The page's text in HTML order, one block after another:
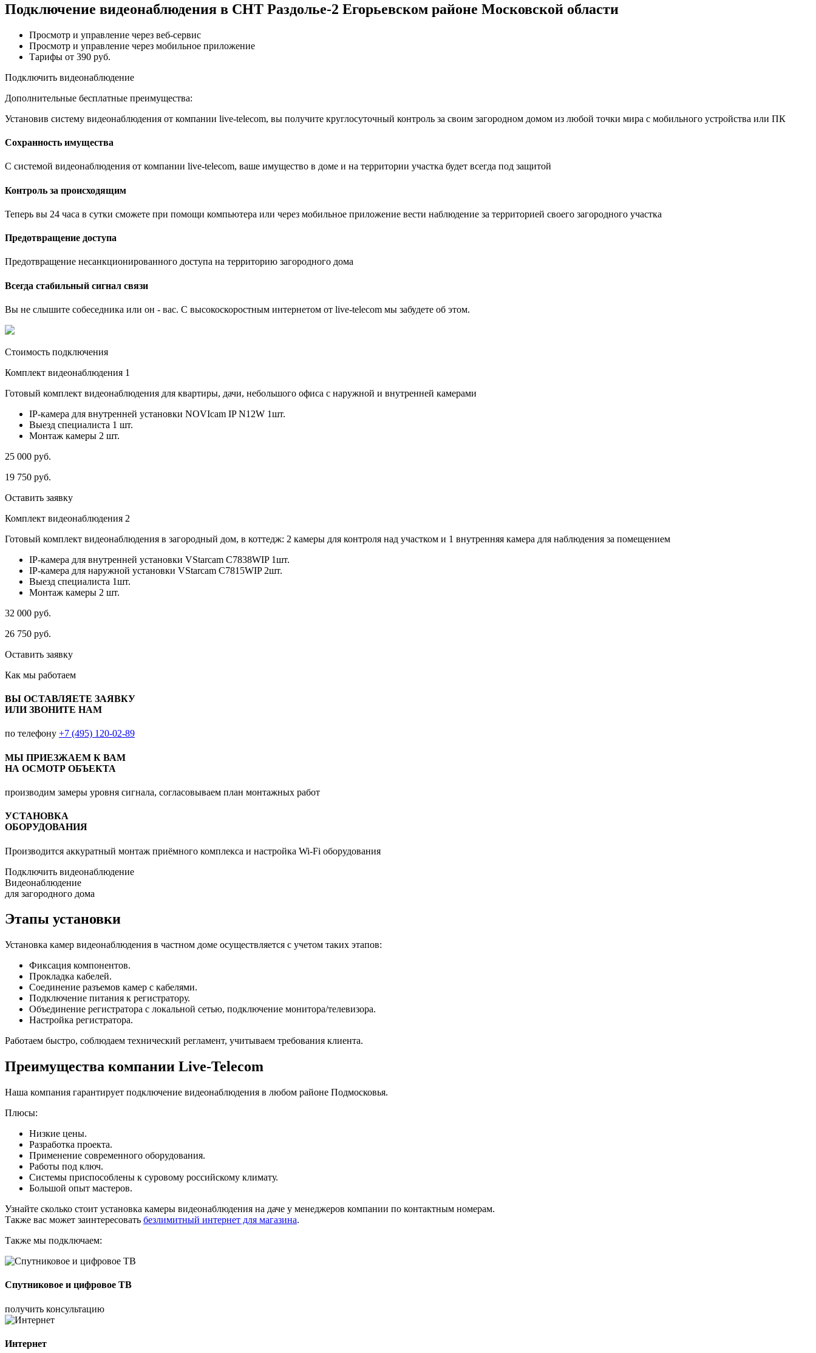
Подключение видеонаблюдения в СНТ Раздолье-2 Егорьевском районе Московской области
Просмотр и управление через веб-сервис
Просмотр и управление через мобильное приложение
Тарифы от 390 руб.
Подключить видеонаблюдение
Дополнительные бесплатные преимущества:
Установив систему видеонаблюдения от компании live-telecom, вы получите круглосуточный контроль за своим загородном домом из любой точки мира с мобильного устройства или ПК
Сохранность имущества
С системой видеонаблюдения от компании live-telecom, ваше имущество в доме и на территории участка будет всегда под защитой
Контроль за происходящим
Теперь вы 24 часа в сутки сможете при помощи компьютера или через мобильное приложение вести наблюдение за территорией своего загородного участка
Предотвращение доступа
Предотвращение несанкционированного доступа на территорию загородного дома
Всегда стабильный сигнал связи
Вы не слышите собеседника или он - вас. С высокоскоростным интернетом от live-telecom мы забудете об этом.
Стоимость подключения
Комплект видеонаблюдения 1
Готовый комплект видеонаблюдения для квартиры, дачи, небольшого офиса с наружной и внутренней камерами
IP-камера для внутренней установки NOVIcam IP N12W 1шт.
Выезд специалиста 1 шт.
Монтаж камеры 2 шт.
25 000 руб.
19 750 руб.
Оставить заявку
Комплект видеонаблюдения 2
Готовый комплект видеонаблюдения в загородный дом, в коттедж: 2 камеры для контроля над участком и 1 внутренняя камера для наблюдения за помещением
IP-камера для внутренней установки VStarcam C7838WIP 1шт.
IP-камера для наружной установки VStarcam C7815WIP 2шт.
Выезд специалиста 1шт.
Монтаж камеры 2 шт.
32 000 руб.
26 750 руб.
Оставить заявку
Как мы работаем
ВЫ ОСТАВЛЯЕТЕ ЗАЯВКУ
ИЛИ ЗВОНИТЕ НАМ
по телефону +7 (495) 120-02-89
МЫ ПРИЕЗЖАЕМ К ВАМ
НА ОСМОТР ОБЪЕКТА
производим замеры уровня сигнала, согласовываем план монтажных работ
УСТАНОВКА
ОБОРУДОВАНИЯ
Производится аккуратный монтаж приёмного комплекса и настройка Wi-Fi оборудования
Подключить видеонаблюдение
Видеонаблюдение
для загородного дома
Этапы установки
Установка камер видеонаблюдения в частном доме осуществляется с учетом таких этапов:
Фиксация компонентов.
Прокладка кабелей.
Соединение разъемов камер с кабелями.
Подключение питания к регистратору.
Объединение регистратора с локальной сетью, подключение монитора/телевизора.
Настройка регистратора.
Работаем быстро, соблюдаем технический регламент, учитываем требования клиента.
Преимущества компании Live-Telecom
Наша компания гарантирует подключение видеонаблюдения в любом районе Подмосковья.
Плюсы:
Низкие цены.
Разработка проекта.
Применение современного оборудования.
Работы под ключ.
Системы приспособлены к суровому российскому климату.
Большой опыт мастеров.
Узнайте сколько стоит установка камеры видеонаблюдения на даче у менеджеров компании по контактным номерам.
Также вас может заинтересовать безлимитный интернет для магазина.
Также мы подключаем:
Спутниковое и цифровое ТВ
получить консультацию
Интернет